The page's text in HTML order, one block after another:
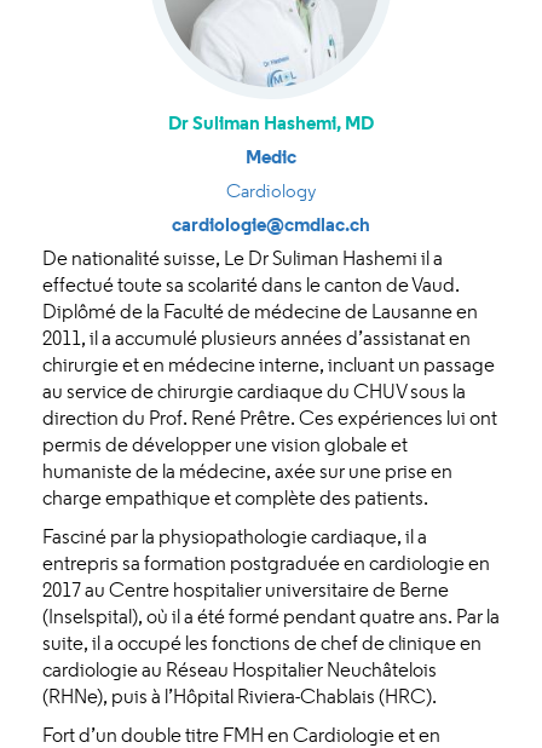
Dr Suliman Hashemi, MD
Medic
Cardiology
cardiologie@cmdlac.ch
De nationalité suisse, Le Dr Suliman Hashemi il a
effectué toute sa scolarité dans le canton de Vaud.
Diplômé de la Faculté de médecine de Lausanne en
2011, il a accumulé plusieurs années d’assistanat en
chirurgie et en médecine interne, incluant un passage
au service de chirurgie cardiaque du CHUV sous la
direction du Prof. René Prêtre. Ces expériences lui ont
permis de développer une vision globale et
humaniste de la médecine, axée sur une prise en
charge empathique et complète des patients.
Fasciné par la physiopathologie cardiaque, il a
entrepris sa formation postgraduée en cardiologie en
2017 au Centre hospitalier universitaire de Berne
(Inselspital), où il a été formé pendant quatre ans. Par la
suite, il a occupé les fonctions de chef de clinique en
cardiologie au Réseau Hospitalier Neuchâtelois
(RHNe), puis à l’Hôpital Riviera-Chablais (HRC).
Fort d’un double titre FMH en Cardiologie et en